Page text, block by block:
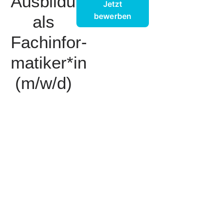
als
Fachinfor­
matiker*in
(m/w/d)
Jetzt
bewerben